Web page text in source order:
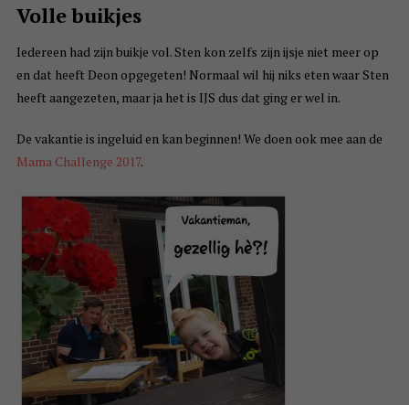
Volle buikjes
Iedereen had zijn buikje vol. Sten kon zelfs zijn ijsje niet meer op
en dat heeft Deon opgegeten! Normaal wil hij niks eten waar Sten
heeft aangezeten, maar ja het is IJS dus dat ging er wel in.
De vakantie is ingeluid en kan beginnen! We doen ook mee aan de
Mama Challenge 2017.